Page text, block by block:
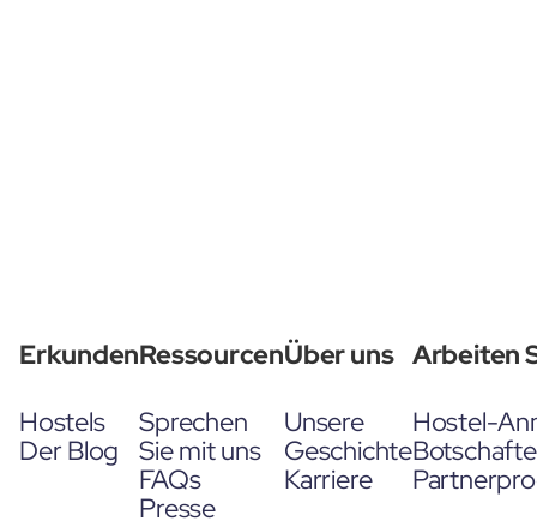
Erkunden
Hostels
Der Blog
Ressourcen
Sprechen
Sie mit uns
FAQs
Presse
Über uns
Unsere
Geschichte
Karriere
Arbeiten
Hostel-